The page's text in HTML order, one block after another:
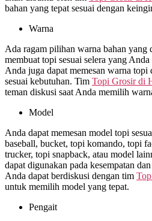
bahan yang tepat sesuai dengan
Warna
Ada ragam pilihan warna bahan yang
membuat topi sesuai selera yang
Anda juga dapat memesan warna topi
sesuai kebutuhan. Tim Topi Grosir di
teman diskusi saat Anda memilih
Model
Anda dapat memesan model topi
baseball, bucket, topi komando, topi
trucker, topi snapback, atau model
dapat digunakan pada kesempatan
Anda dapat berdiskusi dengan tim
untuk memilih model yang tepat.
Pengait